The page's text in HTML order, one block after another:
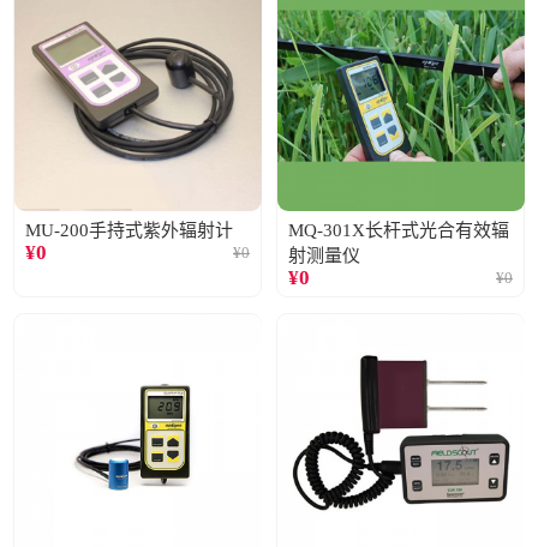
MU-200手持式紫外辐射计
¥0 ¥0
MQ-301X长杆式光合有效辐
射测量仪
¥0 ¥0